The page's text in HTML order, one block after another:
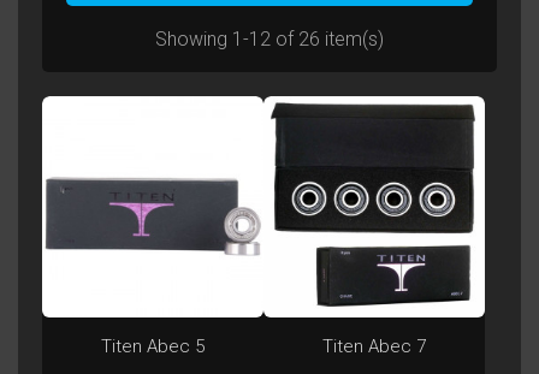
Showing 1-12 of 26 item(s)
Titen Abec 5 Titen Abec 7